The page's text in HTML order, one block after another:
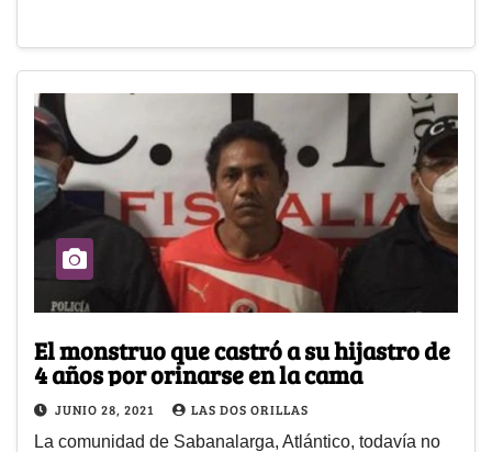
El monstruo que castró a su hijastro de
4 años por orinarse en la cama
JUNIO 28, 2021 LAS DOS ORILLAS
La comunidad de Sabanalarga, Atlántico, todavía no